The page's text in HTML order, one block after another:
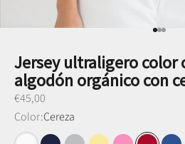
Ir al
Ir al
Ir al
Jersey ultraligero color
algodón orgánico con
Preço promocional
€45,00
Color:Cereza